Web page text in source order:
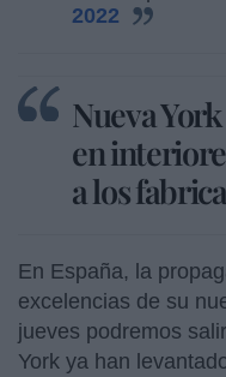
2022
Nueva
en
a los
En España, la
excelencias de su
jueves podremos
York ya han